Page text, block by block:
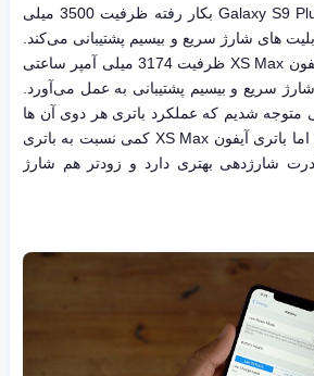
می‌کنیم. باتری که در Galaxy S9 Plus بکار رفته ظرفیت 3500 میلی
های شارژ سریع و بیسیم پشتیبانی می‌کند.
در سمت مقابل باتری آیفون XS Max ظرفیت 3174 میلی آمپر ساعتی
سریع و بیسیم پشتیبانی به عمل می‌آورد.
متوجه شدیم که عملکرد باتری هر دوی آن ها
قابل قبول و خوب است اما باتری آیفون XS Max کمی نسبت به باتری
9 پلاس قدرت شارژدهی بهتری دارد و زودتر هم شارژ